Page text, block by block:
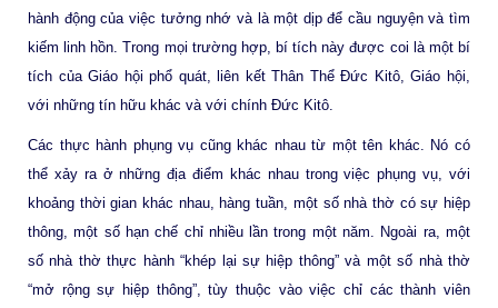
hành động của việc tưởng nhớ và là một dịp để cầu nguyện và tìm
kiếm linh hồn. Trong mọi trường hợp, bí tích này được coi là một bí
tích của Giáo hội phổ quát, liên kết Thân Thể Đức Kitô, Giáo hội,
với những tín hữu khác và với chính Đức Kitô.
Các thực hành phụng vụ cũng khác nhau từ một tên khác. Nó có
thể xảy ra ở những địa điểm khác nhau trong việc phụng vụ, với
khoảng thời gian khác nhau, hàng tuần, một số nhà thờ có sự hiệp
thông, một số hạn chế chỉ nhiều lần trong một năm. Ngoài ra, một
số nhà thờ thực hành “khép lại sự hiệp thông” và một số nhà thờ
“mở rộng sự hiệp thông”, tùy thuộc vào việc chỉ các thành viên